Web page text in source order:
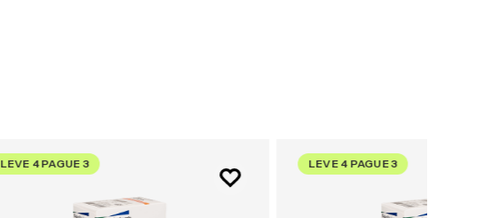
LEVE 4 PAGUE 3 LEVE 4 PAGUE 3